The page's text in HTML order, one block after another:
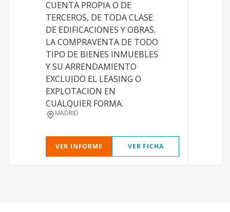
CUENTA PROPIA O DE
TERCEROS, DE TODA CLASE
DE EDIFICACIONES Y OBRAS.
LA COMPRAVENTA DE TODO
TIPO DE BIENES INMUEBLES
Y SU ARRENDAMIENTO
EXCLUIDO EL LEASING O
EXPLOTACION EN
CUALQUIER FORMA.
MADRID
VER INFORME VER FICHA